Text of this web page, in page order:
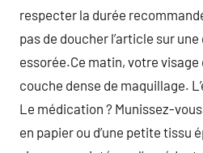
respecter la durée
pas de doucher l’article sur
essorée.Ce matin, votre
couche dense de maquillage.
Le médication ? Munissez-
en papier ou d’une petite tissu